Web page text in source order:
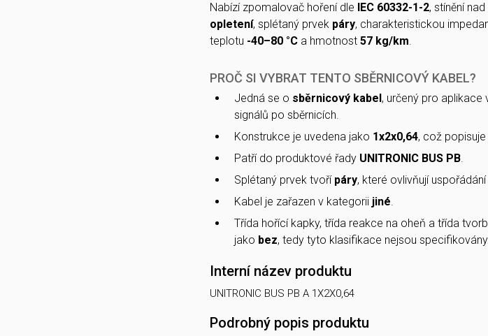
Nabízí zpomalovač hoření dle IEC 60332-1-2, stínění
opletení, splétaný prvek páry, charakteristickou
teplotu -40–80 °C a hmotnost 57 kg/km.
PROČ SI VYBRAT TENTO SBĚRNICOVÝ KABEL?
Jedná se o sběrnicový kabel, určený pro aplikace
signálů po sběrnicích.
Konstrukce je uvedena jako 1x2x0,64, což
Patří do produktové řady UNITRONIC BUS PB.
Splétaný prvek tvoří páry, které ovlivňují
Kabel je zařazen v kategorii jiné.
Třída hořící kapky, třída reakce na oheň a třída
jako bez, tedy tyto klasifikace nejsou
Interní název produktu
UNITRONIC BUS PB A 1X2X0,64
Podrobný popis produktu